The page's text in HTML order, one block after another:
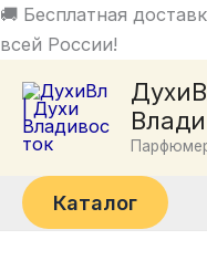
🚚 Бесплатная
всей России!
Перейти
к
Каталог